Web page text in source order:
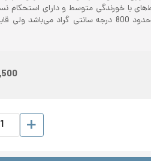
با خورندگی متوسط و دارای استحکام
دمای کاری ورق استیل 430 تا حدود 800 درجه سانتی گراد